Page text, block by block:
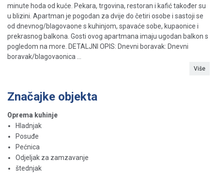
minute hoda od kuće. Pekara, trgovina, restoran i kafić također su
u blizini. Apartman je pogodan za dvije do četiri osobe i sastoji se
od dnevnog/blagovaone s kuhinjom, spavaće sobe, kupaonice i
prekrasnog balkona. Gosti ovog apartmana imaju ugodan balkon s
pogledom na more. DETALJNI OPIS: Dnevni boravak: Dnevni
boravak/blagovaonica ...
Više
Značajke objekta
Oprema kuhinje
Hladnjak
Posuđe
Pećnica
Odjeljak za zamzavanje
štednjak